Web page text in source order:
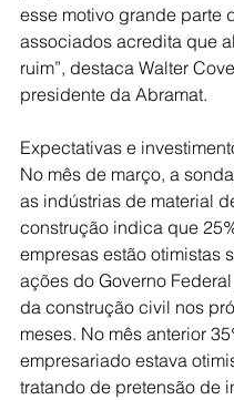
esse motivo grande parte
associados acredita que
ruim”, destaca Walter
presidente da Abramat.
Expectativas e
No mês de março, a
as indústrias de material
construção indica que
empresas estão otimistas
ações do Governo
da construção civil nos
meses. No mês anterior
empresariado estava
tratando de pretensão de